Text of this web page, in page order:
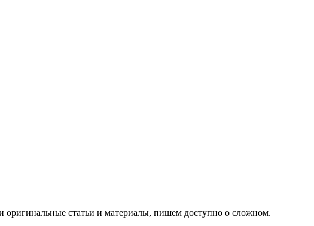
оригинальные статьи и материалы, пишем доступно о сложном.